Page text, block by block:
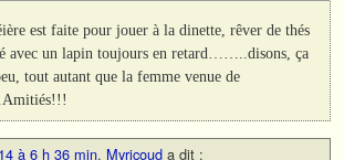
est faite pour jouer à la dinette, rêver de thés
avec un lapin toujours en retard……..disons, ça
tout autant que la femme venue de
à 6 h 36 min, Myricoud a dit :